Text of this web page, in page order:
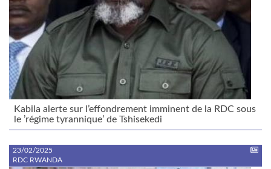
Kabila alerte sur l’effondrement imminent de la RDC sous
le ’régime tyrannique’ de Tshisekedi
23/02/2025
RDC RWANDA